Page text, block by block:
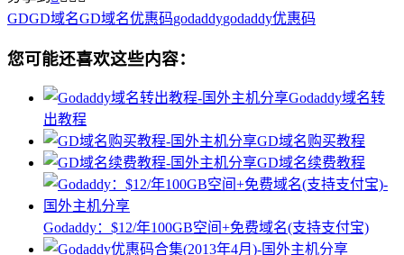
GDGD域名GD域名优惠码godaddygodaddy优惠码
您可能还喜欢这些内容：
Godaddy域名转
出教程
GD域名购买教程
GD域名续费教程
Godaddy：$12/年100GB空间+免费域名(支持支付宝)